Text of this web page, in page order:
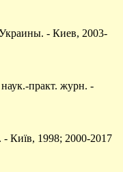
- Киев, 2003-
наук.-практ. журн. -
- Київ, 1998; 2000-2017